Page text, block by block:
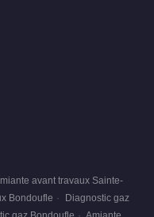
avant travaux Sainte-
Bondoufle ·
Diagnostic gaz